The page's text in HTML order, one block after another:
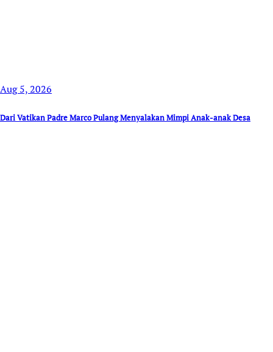
Aug 5, 2026
Dari Vatikan Padre Marco Pulang Menyalakan Mimpi Anak-anak Desa